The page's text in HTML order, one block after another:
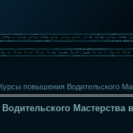
повышения Водительского
Мастерства